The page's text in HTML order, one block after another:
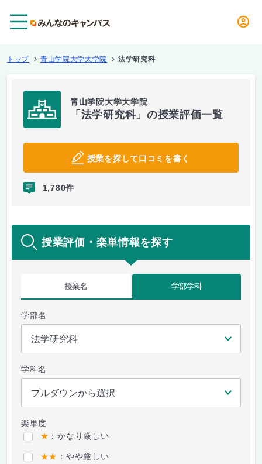
トップ 青山学院大学大学院 法学研究科
青山学院大学大学院
「法学研究科」の授業評価一覧
授業を探して口コミを書く
1,780件
授業評価・楽単情報を探す
授業名 学部学科
学部名
学科名
楽単度
★ ：かなり厳しい
★★ ：やや厳しい